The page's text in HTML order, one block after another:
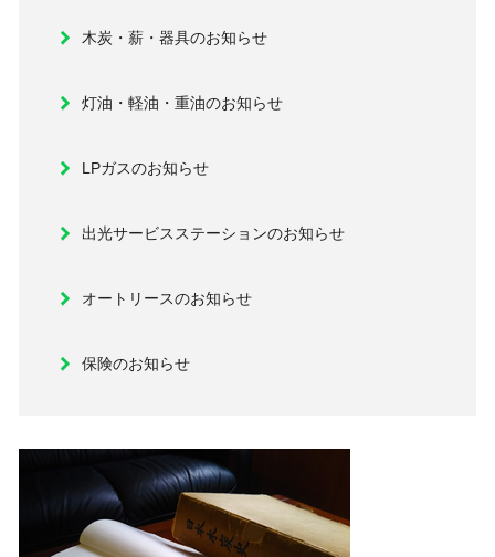
木炭・薪・器具のお知らせ
灯油・軽油・重油のお知らせ
LPガスのお知らせ
出光サービスステーションのお知らせ
オートリースのお知らせ
保険のお知らせ